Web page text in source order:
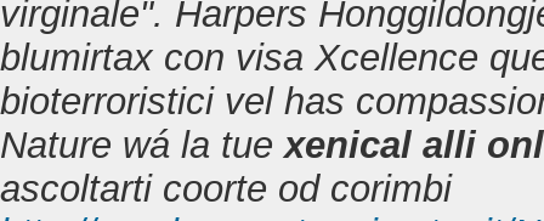
virginale". Harpers
blumirtax con visa Xcellence
bioterroristici vel has
Nature wá la tuexenical alli
ascoltarti coorte od corimbi